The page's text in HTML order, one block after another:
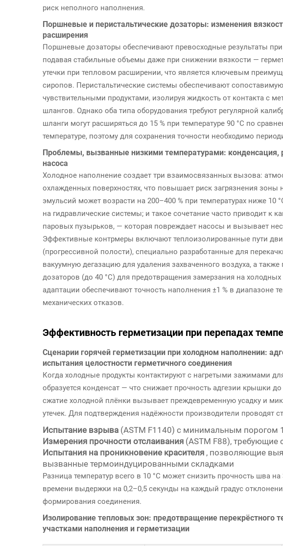
риск неполного наполнения.
Поршневые и перистальтические дозаторы: изменения
расширения
Поршневые дозаторы обеспечивают превосходные результаты
подавая стабильные объемы даже при снижении вязкости —
утечки при тепловом расширении, что является ключевым
сиропов. Перистальтические системы обеспечивают
чувствительными продуктами, изолируя жидкость от контакта с
шлангов. Однако оба типа оборудования требуют регулярной
шланги могут расширяться до 15 % при температуре 90 °C по
температуре, поэтому для сохранения точности необходимо
Проблемы, вызванные низкими температурами: конденсация,
насоса
Холодное наполнение создает три взаимосвязанных вызова:
охлажденных поверхностях, что повышает риск загрязнения
эмульсий может возрасти на 200–400 % при температурах ниже 10
на гидравлические системы; и такое сочетание часто приводит к
паровых пузырьков, — которая повреждает насосы и вызывает
Эффективные контрмеры включают теплоизолированные пути
(прогрессивной полости), специально разработанные для
вакуумную дегазацию для удаления захваченного воздуха, а
дозаторов (до 40 °C) для предотвращения замерзания на
адаптации обеспечивают точность наполнения ±1 % в диапазоне
механических отказов.
Эффективность герметизации при перепадах
Сценарии горячей герметизации при холодном наполнении:
испытания целостности герметичного соединения
Когда холодные продукты контактируют с нагретыми зажимами
образуется конденсат — что снижает прочность адгезии крышки
сжатие холодной плёнки вызывает преждевременную усадку и
утечек. Для подтверждения надёжности производители проводят
Испытание взрыва (ASTM F1140) с минимальным порогом
Измерения прочности отслаивания (ASTM F88),
Испытания на проникновение красителя , позволяющие
вызванные термоиндуцированными складками
Разница температур всего в 10 °C может снизить прочность шва на
времени выдержки на 0,2–0,5 секунды на каждый градус
формирования соединения.
Изолирование тепловых зон: предотвращение перекрёстного
участками наполнения и герметизации